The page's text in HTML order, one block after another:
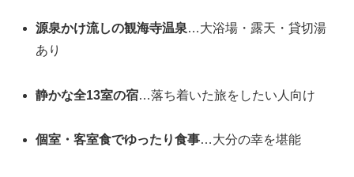
源泉かけ流しの観海寺温泉…大浴場・露天・貸切湯
あり
静かな全13室の宿…落ち着いた旅をしたい人向け
個室・客室食でゆったり食事…大分の幸を堪能